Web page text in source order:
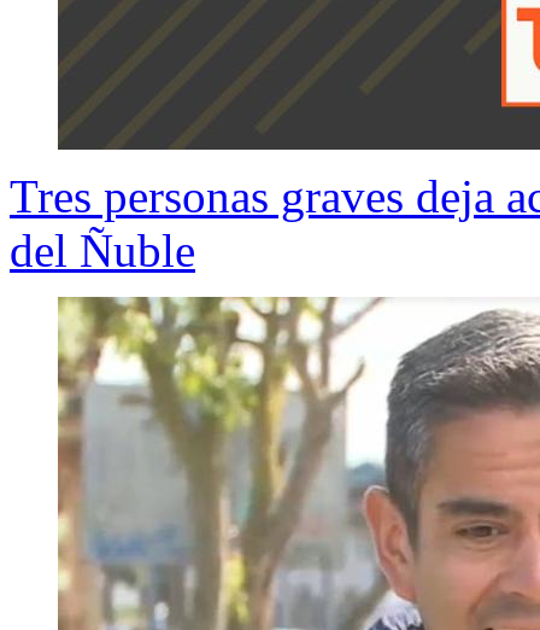
Tres personas graves deja
del Ñuble